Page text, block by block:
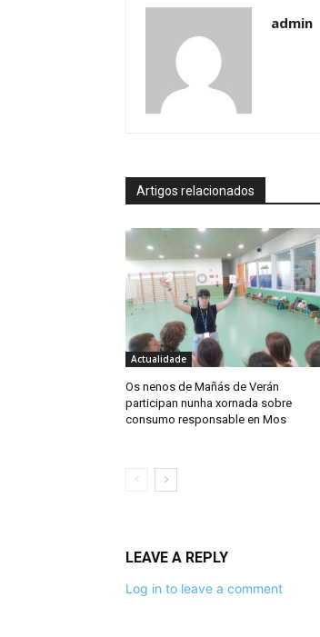
admin
Artigos relacionados
Actualidade
Os nenos de Mañás de Verán
participan nunha xornada sobre
consumo responsable en Mos
LEAVE A REPLY
Log in to leave a comment